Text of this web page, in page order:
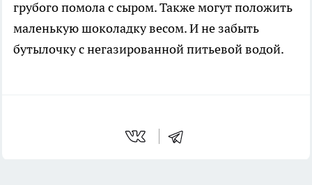
грубого помола с сыром. Также могут положить
маленькую шоколадку весом. И не забыть
бутылочку с негазированной питьевой водой.